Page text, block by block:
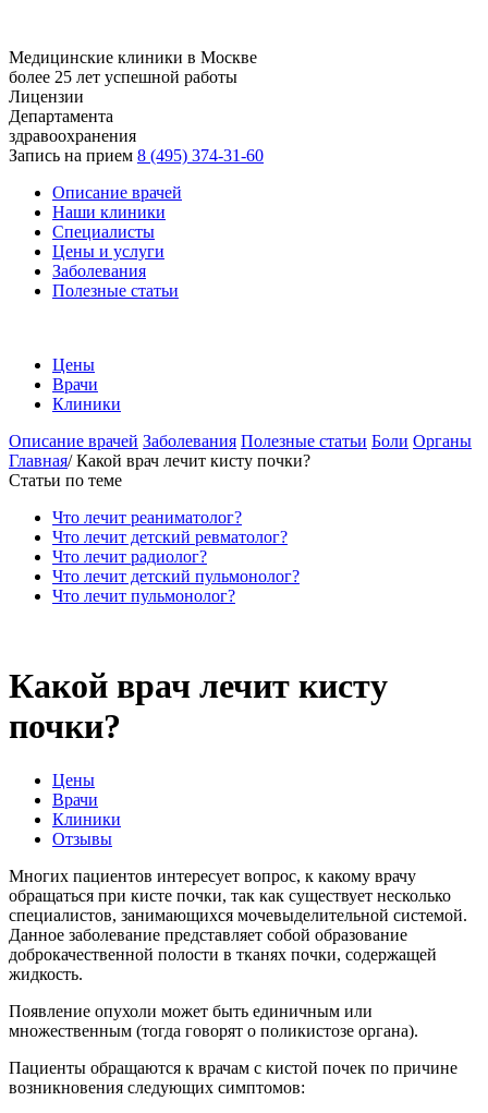
Медицинские клиники в Москве
более 25 лет успешной работы
Лицензии
Департамента
здравоохранения
Запись на прием 8 (495) 374-31-60
Описание врачей
Наши клиники
Специалисты
Цены и услуги
Заболевания
Полезные статьи
Цены
Врачи
Клиники
Описание врачей Заболевания Полезные статьи Боли Органы
Главная/Какой врач лечит кисту почки?
Статьи по теме
Что лечит реаниматолог?
Что лечит детский ревматолог?
Что лечит радиолог?
Что лечит детский пульмонолог?
Что лечит пульмонолог?
Какой врач лечит кисту
почки?
Цены
Врачи
Клиники
Отзывы
Многих пациентов интересует вопрос, к какому врачу
обращаться при кисте почки, так как существует несколько
специалистов, занимающихся мочевыделительной системой.
Данное заболевание представляет собой образование
доброкачественной полости в тканях почки, содержащей
жидкость.
Появление опухоли может быть единичным или
множественным (тогда говорят о поликистозе органа).
Пациенты обращаются к врачам с кистой почек по причине
возникновения следующих симптомов: